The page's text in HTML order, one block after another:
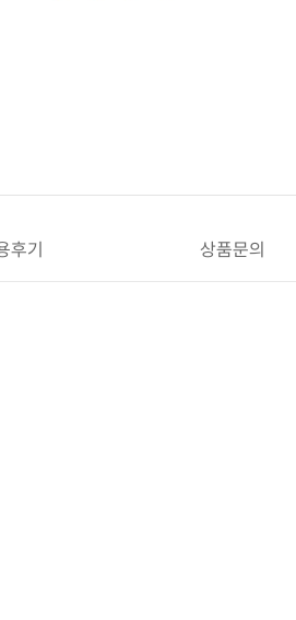
후기 상품문의